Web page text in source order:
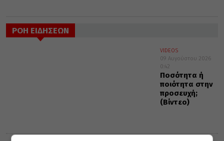
ΡΟΗ ΕΙΔΗΣΕΩΝ
VIDEOS
09 Αυγούστου 2026
0:42
Ποσότητα ή
ποιότητα στην
προσευχή;
(Βίντεο)